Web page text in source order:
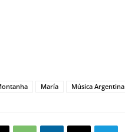
María Música Argentina